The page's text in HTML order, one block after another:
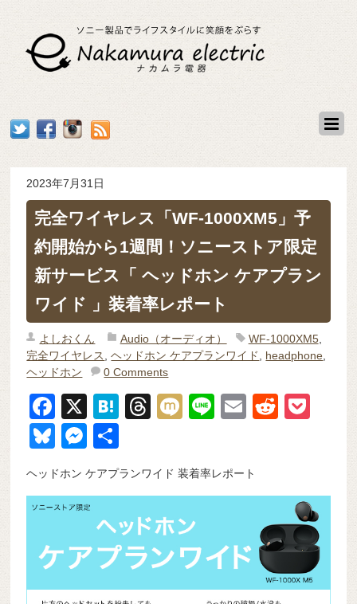
2023年7月31日
完全ワイヤレス「WF-1000XM5」予
約開始から1週間！ソニーストア限定
新サービス「 ヘッドホン ケアプラン
ワイド 」装着率レポート
よしおくん Audio（オーディオ） WF-1000XM5,
完全ワイヤレス
,ヘッドホン ケアプランワイド headphone
ヘッドホン
0 Comments
F
a
c
e
b
o
k
X
H
n
T
a
s
M
Li
E
R
Bl
u
e
sk
M
ss
e
n
g
er
有
ヘッドホン ケアプランワイド 装着率レポート